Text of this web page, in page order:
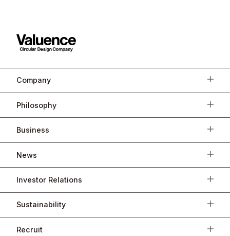
Company
Philosophy
Business
News
Investor Relations
Sustainability
Recruit